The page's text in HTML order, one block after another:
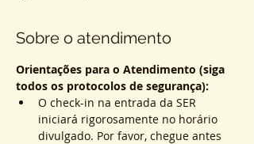
Sobre o atendimento
Orientações para o Atendimento (siga
todos os protocolos de segurança):
O check-in na entrada da SER
iniciará rigorosamente no horário
divulgado. Por favor, chegue antes